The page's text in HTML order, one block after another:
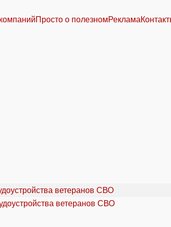
Просто о полезномРеклама
ветеранов СВО